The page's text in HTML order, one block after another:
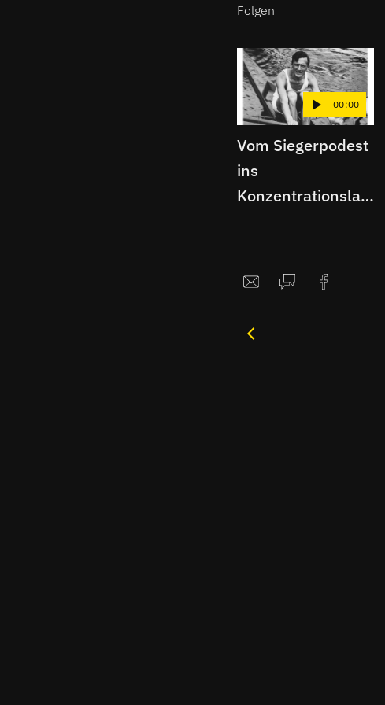
Folgen
00:00
Vom Siegerpodest
ins
Konzentrationslag